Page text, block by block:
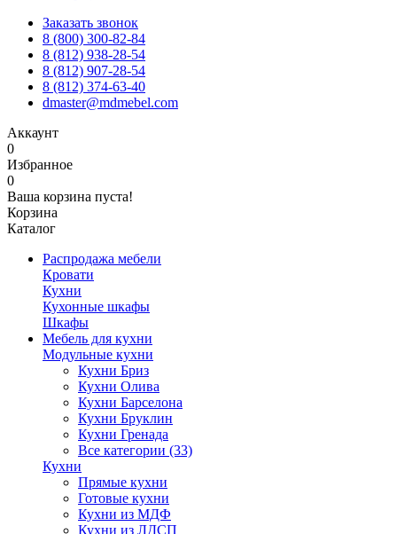
Заказать звонок
8 (800) 300-82-84
8 (812) 938-28-54
8 (812) 907-28-54
8 (812) 374-63-40
dmaster@mdmebel.com
Аккаунт
0
Избранное
0
Ваша корзина пуста!
Корзина
Каталог
Распродажа мебели
Кровати
Кухни
Кухонные шкафы
Шкафы
Мебель для кухни
Модульные кухни
Кухни Бриз
Кухни Олива
Кухни Барселона
Кухни Бруклин
Кухни Гренада
Все категории (33)
Кухни
Прямые кухни
Готовые кухни
Кухни из МДФ
Кухни из ЛДСП